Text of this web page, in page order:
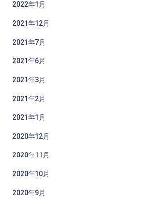
2022年1月
2021年12月
2021年7月
2021年6月
2021年3月
2021年2月
2021年1月
2020年12月
2020年11月
2020年10月
2020年9月